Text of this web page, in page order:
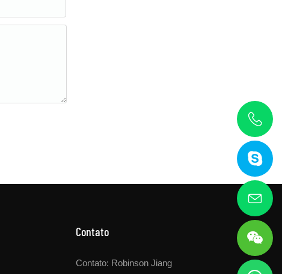
Contato
Contato: Robinson Jiang